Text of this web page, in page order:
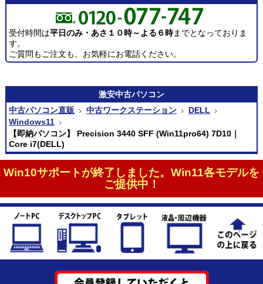
受付時間は平日のみ・あさ１０時～よる６時までとなっておりま
す。
ご質問もご注文も、お気軽にお電話ください。
激安中古パソコン
中古パソコン直販
中古ワークステーション
DELL
Windows11
【即納パソコン】 Precision 3440 SFF (Win11pro64) 7D10｜
Core i7(DELL)
Win10サポートが終了しました。Win11各モデルを
ご提供中！